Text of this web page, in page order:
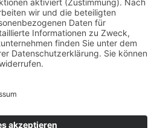
EINSTELLUNGEN